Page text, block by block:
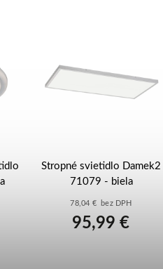
Stropné svietidlo Damek2
71079 - biela
78,04 € bez DPH
95,99 €